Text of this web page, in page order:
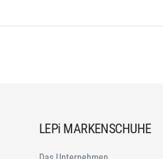
LEPi MARKENSCHUHE